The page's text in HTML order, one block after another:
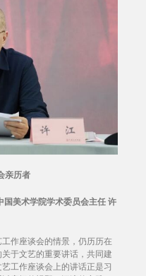
亲历者
美术学院学术委员会主任 许
作座谈会的情景，仍历历在
于文艺的重要讲话，共同建
工作座谈会上的讲话正是习